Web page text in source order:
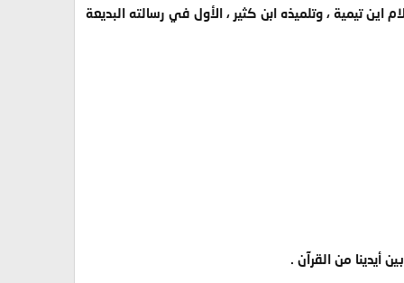
تيمية ، وتلميذه ابن كثير ، الأول في رسالته البديعة
أيدينا من القرآن .